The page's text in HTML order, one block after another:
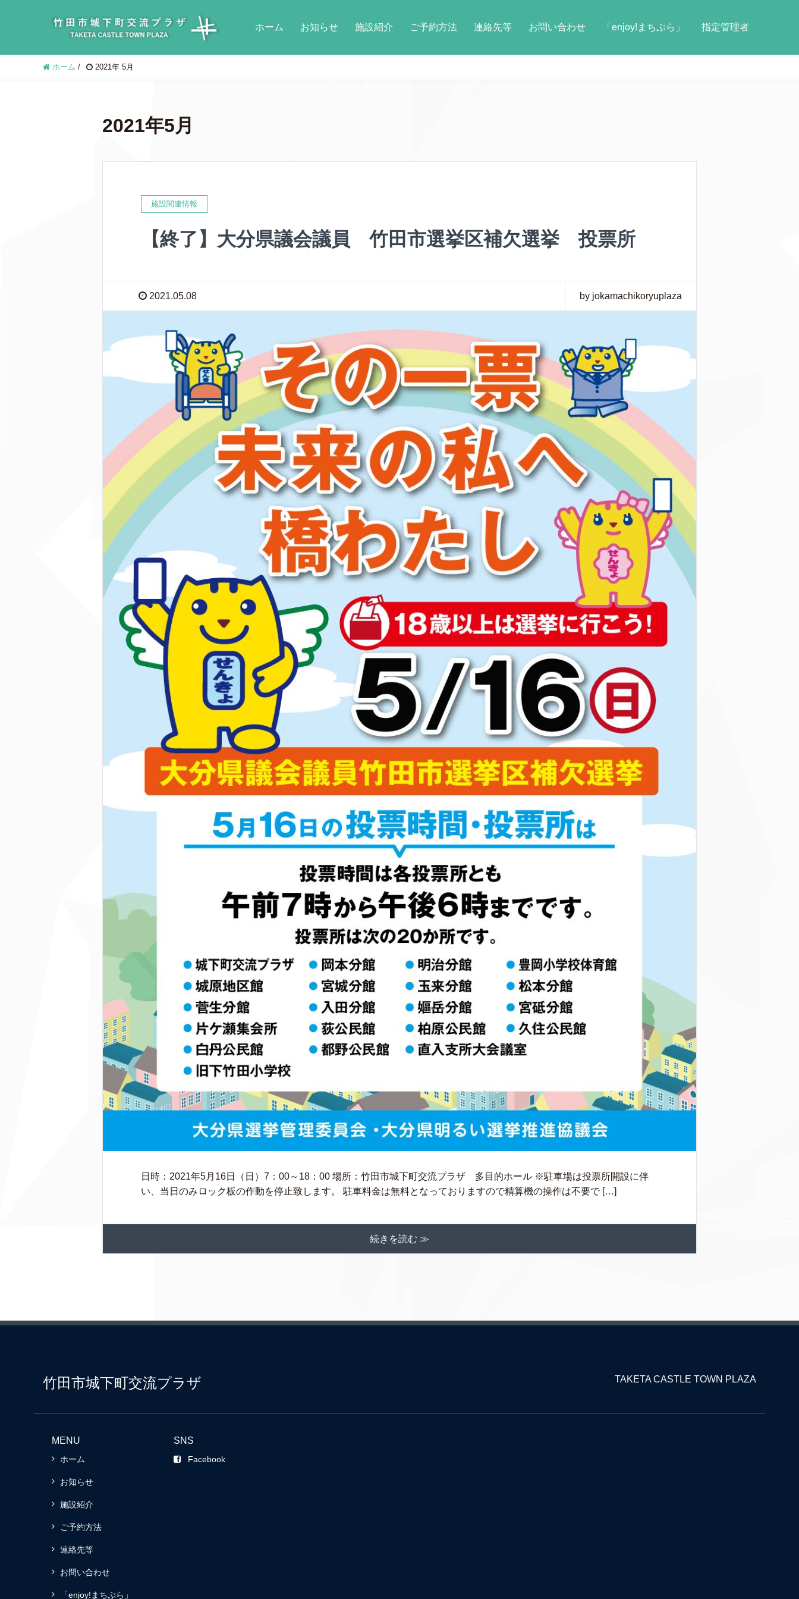
ホーム お知らせ 施設紹介 ご予約方法 連絡先等 お問い合わせ 「enjoy!まちぷら」 指定管理者
ホーム / 2021年 5月
2021年5月
施設関連情報
【終了】大分県議会議員 竹田市選挙区補欠選挙 投票所
2021.05.08 by jokamachikoryuplaza
日時：2021年5月16日（日）7：00～18：00 場所：竹田市城下町交流プラザ 多目的ホール ※駐車場は投票所開設に伴
い、当日のみロック板の作動を停止致します。 駐車料金は無料となっておりますので精算機の操作は不要で […]
続きを読む ≫
竹田市城下町交流プラザ TAKETA CASTLE TOWN PLAZA
MENU
ホーム
お知らせ
施設紹介
ご予約方法
連絡先等
お問い合わせ
「enjoy!まちぷら」
SNS
Facebook